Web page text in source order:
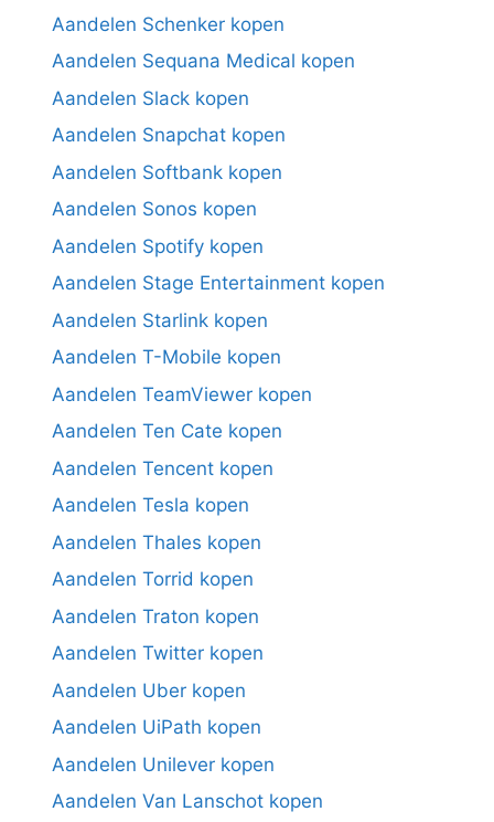
Aandelen Schenker kopen
Aandelen Sequana Medical kopen
Aandelen Slack kopen
Aandelen Snapchat kopen
Aandelen Softbank kopen
Aandelen Sonos kopen
Aandelen Spotify kopen
Aandelen Stage Entertainment kopen
Aandelen Starlink kopen
Aandelen T-Mobile kopen
Aandelen TeamViewer kopen
Aandelen Ten Cate kopen
Aandelen Tencent kopen
Aandelen Tesla kopen
Aandelen Thales kopen
Aandelen Torrid kopen
Aandelen Traton kopen
Aandelen Twitter kopen
Aandelen Uber kopen
Aandelen UiPath kopen
Aandelen Unilever kopen
Aandelen Van Lanschot kopen